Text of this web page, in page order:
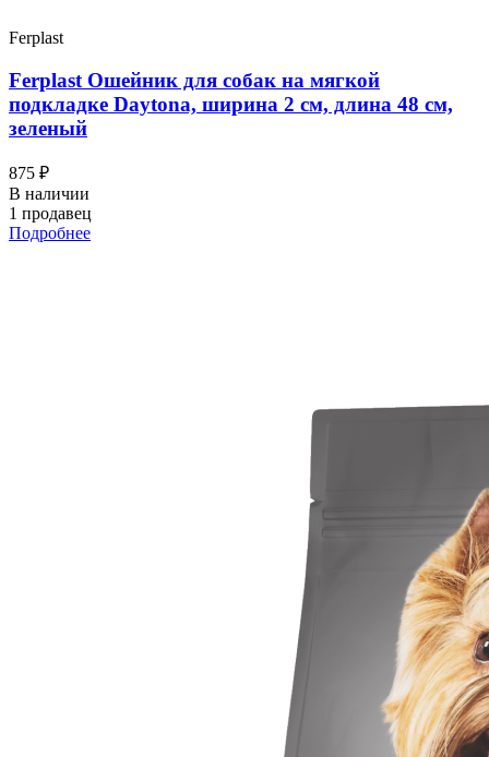
Ferplast
Ferplast Ошейник для собак на мягкой
подкладке Daytona, ширина 2 см, длина 48 см,
зеленый
875 ₽
В наличии
1 продавец
Подробнее